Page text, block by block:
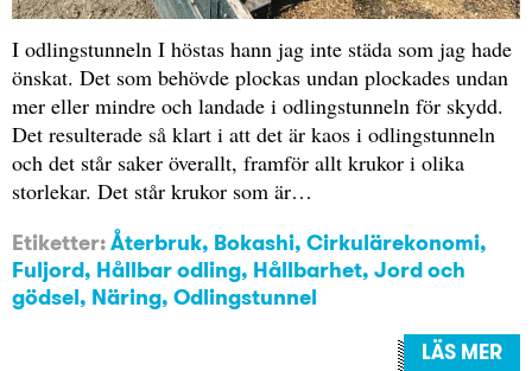
I odlingstunneln I höstas hann jag inte städa som jag hade
önskat. Det som behövde plockas undan plockades undan
mer eller mindre och landade i odlingstunneln för skydd.
Det resulterade så klart i att det är kaos i odlingstunneln
och det står saker överallt, framför allt krukor i olika
storlekar. Det står krukor som är…
Etiketter:Återbruk, Bokashi, Cirkulärekonomi,
Fuljord, Hållbar odling, Hållbarhet, Jord och
gödsel, Näring, Odlingstunnel
LÄS MER